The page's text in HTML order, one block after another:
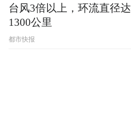
台风3倍以上，环流直径达
1300公里
都市快报